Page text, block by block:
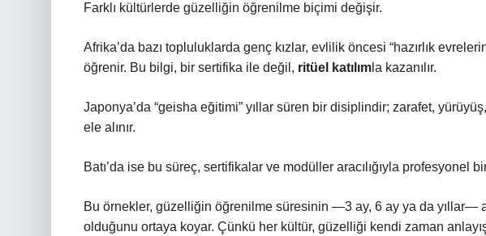
Farklı kültürlerde güzelliğin öğrenilme biçimi değişir.
Afrika’da bazı topluluklarda genç kızlar, evlilik öncesi “hazırlık
öğrenir. Bu bilgi, bir sertifika ile değil, ritüel katılım la kazanılır.
Japonya’da “geisha eğitimi” yıllar süren bir disiplindir; zarafet,
ele alınır.
Batı’da ise bu süreç, sertifikalar ve modüller aracılığıyla profesyonel
Bu örnekler, güzelliğin öğrenilme süresinin —3 ay, 6 ay ya da yıllar—
olduğunu ortaya koyar. Çünkü her kültür, güzelliği kendi zaman